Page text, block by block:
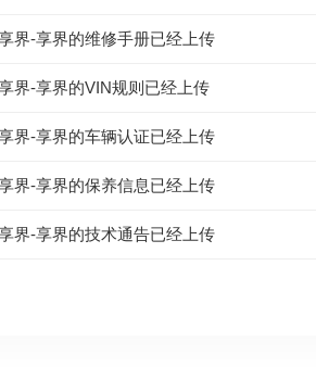
界-享界的维修手册已经上传
界-享界的VIN规则已经上传
界-享界的车辆认证已经上传
界-享界的保养信息已经上传
界-享界的技术通告已经上传